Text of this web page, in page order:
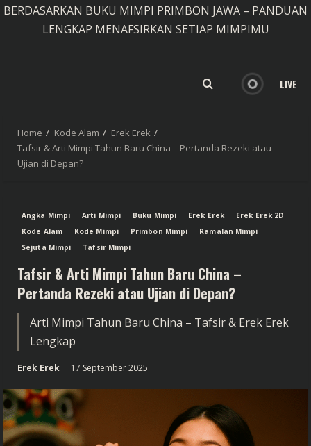
BERDASARKAN BUKU MIMPI PRIMBON JAWA – PANDUAN
LENGKAP MENAFSIRKAN SETIAP MIMPIMU
LIVE
Home Kode Alam
Erek Erek
Tafsir & Arti Mimpi Tahun Baru China – Pertanda Rezeki atau
Ujian di Depan?
Angka Mimpi Arti Mimpi Buku Mimpi Erek Erek
Erek Erek 2D
Kode Alam
Kode Mimpi Primbon Mimpi
Ramalan Mimpi
Sejuta Mimpi
Tafsir Mimpi
Tafsir & Arti Mimpi Tahun Baru China –
Pertanda Rezeki atau Ujian di Depan?
Arti Mimpi Tahun Baru China – Tafsir & Erek Erek
Lengkap
Erek Erek 17 September 2025